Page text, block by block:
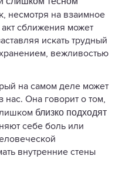
несмотря на взаимное
сближения может
искать трудный
вежливостью
на самом деле может
нас. Она говорит о том,
близко подходят
себе боль или
внутренние стены